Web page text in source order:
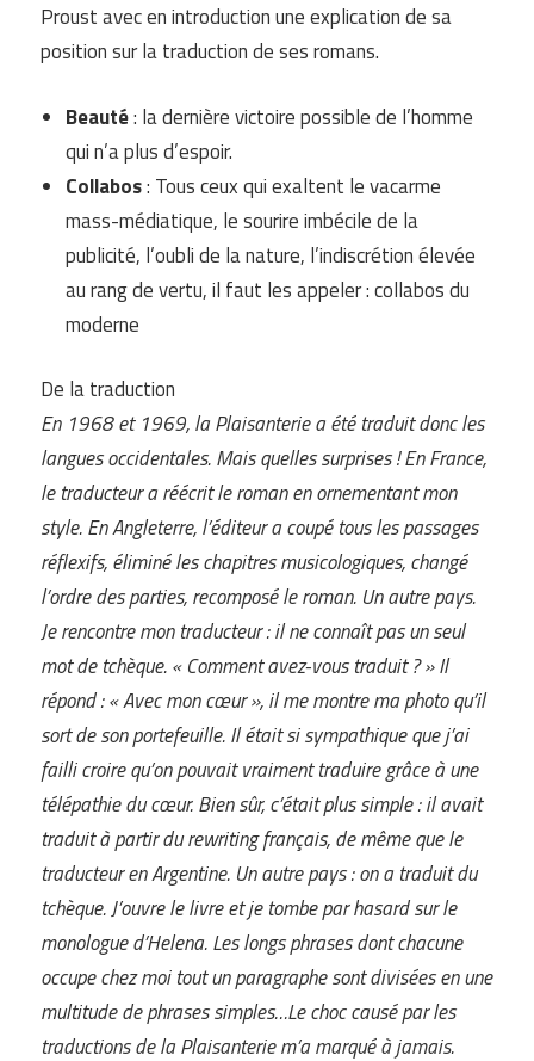
Proust avec en introduction une explication de sa
position sur la traduction de ses romans.
Beauté: la dernière victoire possible de l’homme
qui n’a plus d’espoir.
Collabos: Tous ceux qui exaltent le vacarme
mass-médiatique, le sourire imbécile de la
publicité, l’oubli de la nature, l’indiscrétion élevée
au rang de vertu, il faut les appeler : collabos du
moderne
De la traduction
En 1968 et 1969, la Plaisanterie a été traduit donc les
langues occidentales. Mais quelles surprises ! En France,
le traducteur a réécrit le roman en ornementant mon
style. En Angleterre, l’éditeur a coupé tous les passages
réflexifs, éliminé les chapitres musicologiques, changé
l’ordre des parties, recomposé le roman. Un autre pays.
Je rencontre mon traducteur : il ne connaît pas un seul
mot de tchèque. « Comment avez-vous traduit ? » Il
répond : « Avec mon cœur », il me montre ma photo qu’il
sort de son portefeuille. Il était si sympathique que j’ai
failli croire qu’on pouvait vraiment traduire grâce à une
télépathie du cœur. Bien sûr, c’était plus simple : il avait
traduit à partir du rewriting français, de même que le
traducteur en Argentine. Un autre pays : on a traduit du
tchèque. J’ouvre le livre et je tombe par hasard sur le
monologue d’Helena. Les longs phrases dont chacune
occupe chez moi tout un paragraphe sont divisées en une
multitude de phrases simples…Le choc causé par les
traductions de la Plaisanterie m’a marqué à jamais.